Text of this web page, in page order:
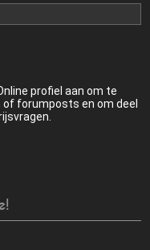
profiel aan om te
forumposts en om deel